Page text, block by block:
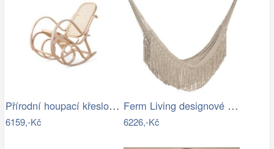
Přírodní houpací křeslo s výpletem - AT
6159,-Kč
Ferm Living designové houpací sítě Path…
6226,-Kč